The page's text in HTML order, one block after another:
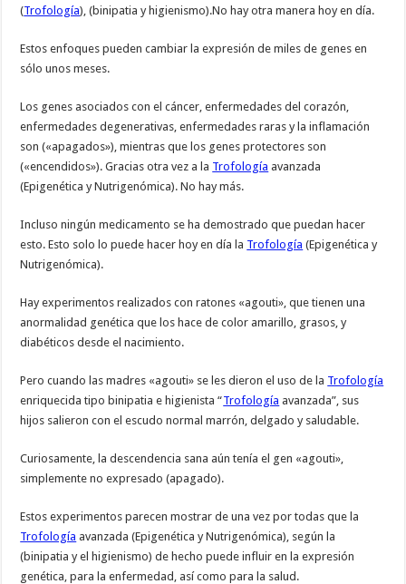
(Trofología), (binipatia y higienismo).No hay otra manera hoy en día.
Estos enfoques pueden cambiar la expresión de miles de genes en
sólo unos meses.
Los genes asociados con el cáncer, enfermedades del corazón,
enfermedades degenerativas, enfermedades raras y la inflamación
son («apagados»), mientras que los genes protectores son
(«encendidos»). Gracias otra vez a la Trofología avanzada
(Epigenética y Nutrigenómica). No hay más.
Incluso ningún medicamento se ha demostrado que puedan hacer
esto. Esto solo lo puede hacer hoy en día la Trofología (Epigenética y
Nutrigenómica).
Hay experimentos realizados con ratones «agouti», que tienen una
anormalidad genética que los hace de color amarillo, grasos, y
diabéticos desde el nacimiento.
Pero cuando las madres «agouti» se les dieron el uso de la Trofología
enriquecida tipo binipatia e higienista “Trofología avanzada”, sus
hijos salieron con el escudo normal marrón, delgado y saludable.
Curiosamente, la descendencia sana aún tenía el gen «agouti»,
simplemente no expresado (apagado).
Estos experimentos parecen mostrar de una vez por todas que la
Trofología avanzada (Epigenética y Nutrigenómica), según la
(binipatia y el higienismo) de hecho puede influir en la expresión
genética, para la enfermedad, así como para la salud.